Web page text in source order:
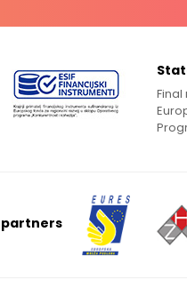
partners